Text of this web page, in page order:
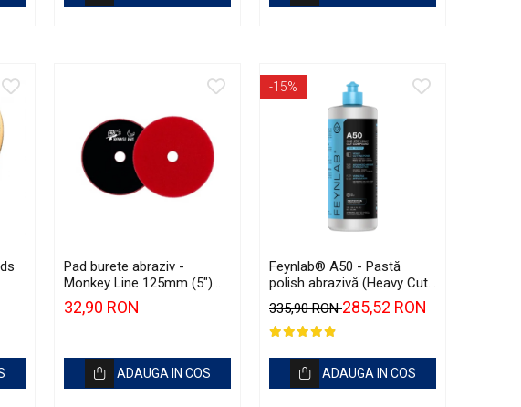
Pad burete abraziv -
Monkey Line 125mm (5")
Red Heavy-Cut Pad
32,90 RON
ADAUGA IN COS
-15%
Feynlab® A50 - Pastă
polish abrazivă (Heavy Cut,
1L)
335,90 RON285,52 RON
ADAUGA IN COS